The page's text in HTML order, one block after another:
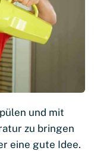
und mit
zu bringen
eine gute Idee.